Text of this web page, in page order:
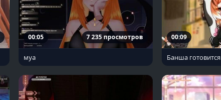
00:05 7 235 просмотров
муа
00:09
Банша готовится